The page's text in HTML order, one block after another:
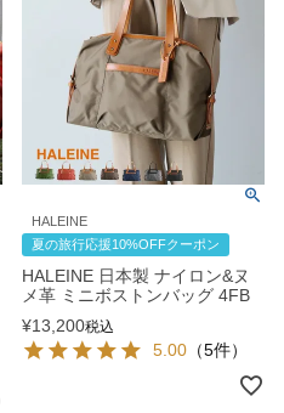
HALEINE
夏の旅行応援10%OFFクーポン
HALEINE 日本製 ナイロン&ヌ
メ革 ミニボストンバッグ 4FB
¥13,200税込
5.00 （5件）